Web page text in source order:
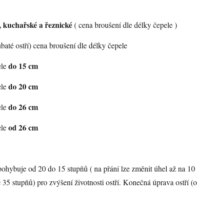
kuchařské a řeznické( cena broušení dle délky čepele )
ostří) cena broušení dle délky čepele
do 15 cm
do 20 cm
do 26 cm
od 26 cm
od 20 do 15 stupňů ( na přání lze změnit úhel až na
stupňů) pro zvýšení životnosti ostří. Konečná úprava ostří